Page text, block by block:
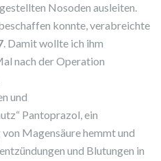
Nosoden ausleiten.
konnte, verabreichte
. Damit wollte ich ihm
nach der Operation
und
Pantoprazol, ein
Magensäure hemmt und
und Blutungen in